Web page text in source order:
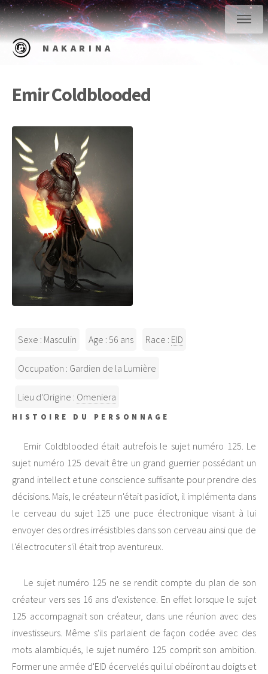
NAKARINA
Emir Coldblooded
Sexe : Masculin Age : 56 ans Race : EID
Occupation : Gardien de la Lumière
Lieu d'Origine : Omeniera
HISTOIRE DU PERSONNAGE
Emir Coldblooded était autrefois le sujet numéro 125. Le
sujet numéro 125 devait être un grand guerrier possédant un
grand intellect et une conscience suffisante pour prendre des
décisions. Mais, le créateur n'était pas idiot, il implémenta dans
le cerveau du sujet 125 une puce électronique visant à lui
envoyer des ordres irrésistibles dans son cerveau ainsi que de
l'électrocuter s'il était trop aventureux.
Le sujet numéro 125 ne se rendit compte du plan de son
créateur vers ses 16 ans d'existence. En effet lorsque le sujet
125 accompagnait son créateur, dans une réunion avec des
investisseurs. Même s'ils parlaient de façon codée avec des
mots alambiqués, le sujet numéro 125 comprit son ambition.
Former une armée d'EID écervelés qui lui obéiront au doigts et